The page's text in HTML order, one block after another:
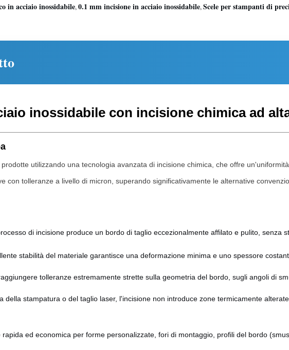
in acciaio inossidabile,0.1 mm incisione in acciaio inossidabile,Scele per stampanti di
inossidabile con incisione chimica ad
utilizzando una tecnologia avanzata di incisione chimica, che offre
con tolleranze a livello di micron, superando significativamente le alternative
di incisione produce un bordo di taglio eccezionalmente affilato e pulito, senza
stabilità del materiale garantisce una deformazione minima e uno spessore
tolleranze estremamente strette sulla geometria del bordo, sugli angoli di
della stampatura o del taglio laser, l'incisione non introduce zone termicamente
rapida ed economica per forme personalizzate, fori di montaggio, profili del bordo